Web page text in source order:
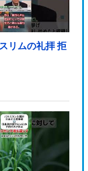
リムの礼拝 拒